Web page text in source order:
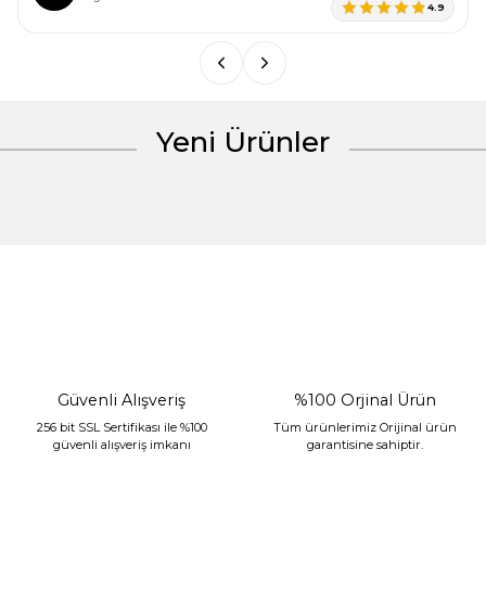
Bu ürüne benzer farklı alternatifler olmalı.
4.9
Yeni Ürünler
Güvenli Alışveriş
256 bit SSL Sertifikası ile %100
güvenli alışveriş imkanı
%100 Orjinal Ürün
Tüm ürünlerimiz Orijinal ürün
garantisine sahiptir.